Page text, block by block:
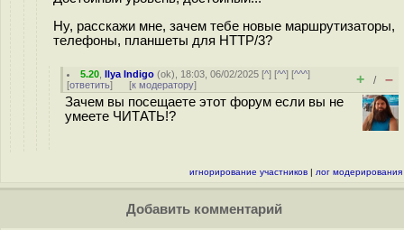
Ну, расскажи мне, зачем тебе новые маршрутизаторы,
телефоны, планшеты для HTTP/3?
5.20 ,Ilya Indigo (ok), 18:03, 06/02/2025 [^] [^^] [^^^]
[ответить] [к модератору] + / –
Зачем вы посещаете этот форум если вы не
умеете ЧИТАТЬ!?
игнорирование участников | лог модерирования
Добавить комментарий